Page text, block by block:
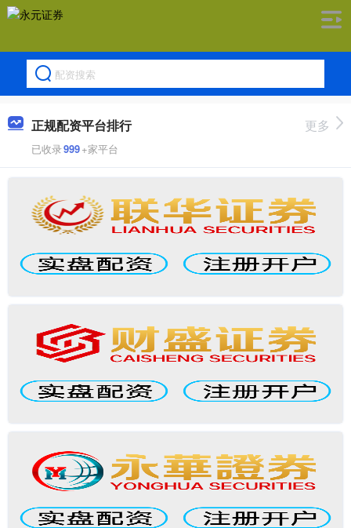
正规配资平台排行
已收录999+家平台
更多